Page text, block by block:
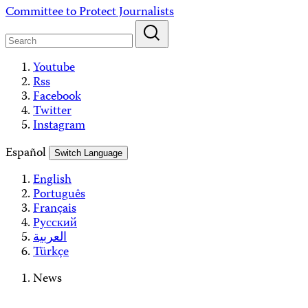
Skip
content
Committee to Protect Journalists
Youtube
Rss
Facebook
Twitter
Instagram
Español
Switch Language
English
Português
Français
Русский
العربية
Türkçe
News